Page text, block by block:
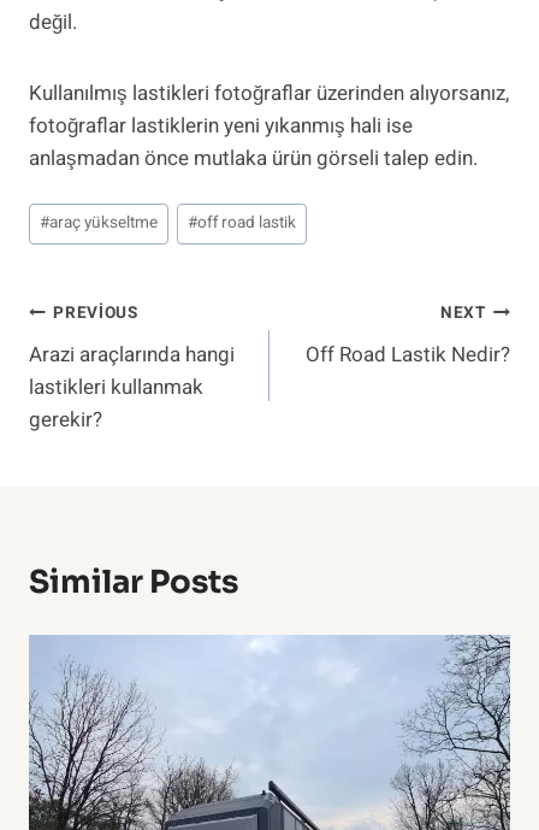
değil.
Kullanılmış lastikleri fotoğraflar üzerinden alıyorsanız,
fotoğraflar lastiklerin yeni yıkanmış hali ise
anlaşmadan önce mutlaka ürün görseli talep edin.
Post
Tags:
#araç yükseltme #off road lastik
Yazı
Gezinmesi
PREVIOUS
Arazi araçlarında hangi
lastikleri kullanmak
gerekir?
NEXT
Off Road Lastik Nedir?
Similar Posts